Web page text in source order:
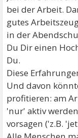
bei der Arbeit.
gutes
in der
Du Dir einen
Du.
Diese
Und davon
profitieren: am
'nur' aktiv
vorsagen ('z.B.